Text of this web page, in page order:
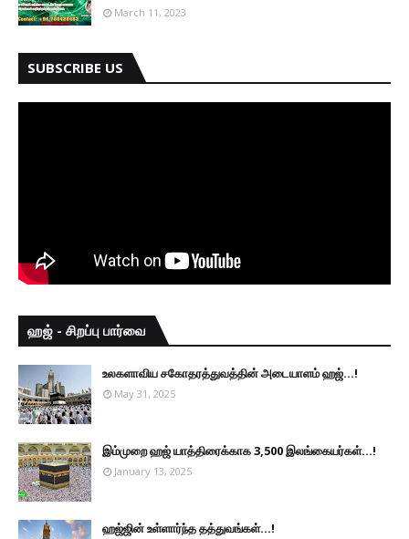
March 11, 2023
SUBSCRIBE US
ஹஜ் - சிறப்பு பார்வை
உலகளாவிய சகோதரத்துவத்தின் அடையாளம் ஹஜ்...!
May 31, 2025
இம்முறை ஹஜ் யாத்திரைக்காக 3,500 இலங்கையர்கள்...!
January 13, 2025
ஹஜ்ஜின் உள்ளார்ந்த தத்துவங்கள்...!